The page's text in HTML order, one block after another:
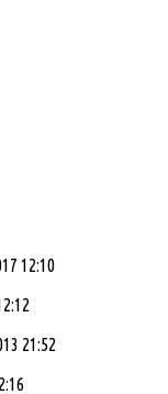
12:10
21:52